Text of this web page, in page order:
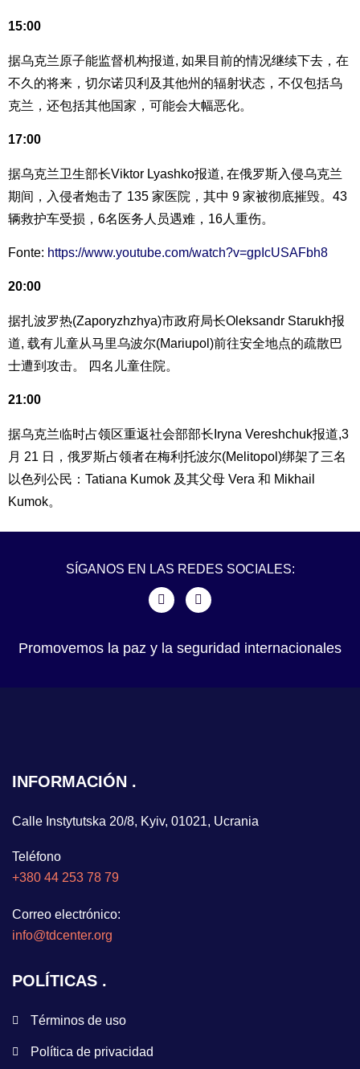
15:00
据乌克兰原子能监督机构报道, 如果目前的情况继续下去，在
不久的将来，切尔诺贝利及其他州的辐射状态，不仅包括乌
克兰，还包括其他国家，可能会大幅恶化。
17:00
据乌克兰卫生部长Viktor Lyashko报道, 在俄罗斯入侵乌克兰
期间，入侵者炮击了 135 家医院，其中 9 家被彻底摧毁。43
辆救护车受损，6名医务人员遇难，16人重伤。
Fonte: https://www.youtube.com/watch?v=gpIcUSAFbh8
20:00
据扎波罗热(Zaporyzhzhya)市政府局长Oleksandr Starukh报
道, 载有儿童从马里乌波尔(Mariupol)前往安全地点的疏散巴
士遭到攻击。 四名儿童住院。
21:00
据乌克兰临时占领区重返社会部部长Iryna Vereshchuk报道,3
月 21 日，俄罗斯占领者在梅利托波尔(Melitopol)绑架了三名
以色列公民：Tatiana Kumok 及其父母 Vera 和 Mikhail
Kumok。
SÍGANOS EN LAS REDES SOCIALES:
Promovemos la paz y la seguridad internacionales
INFORMACIÓN
Calle Instytutska 20/8, Kyiv, 01021, Ucrania
Teléfono
+380 44 253 78 79
Correo electrónico:
info@tdcenter.org
POLÍTICAS
Términos de uso
Política de privacidad